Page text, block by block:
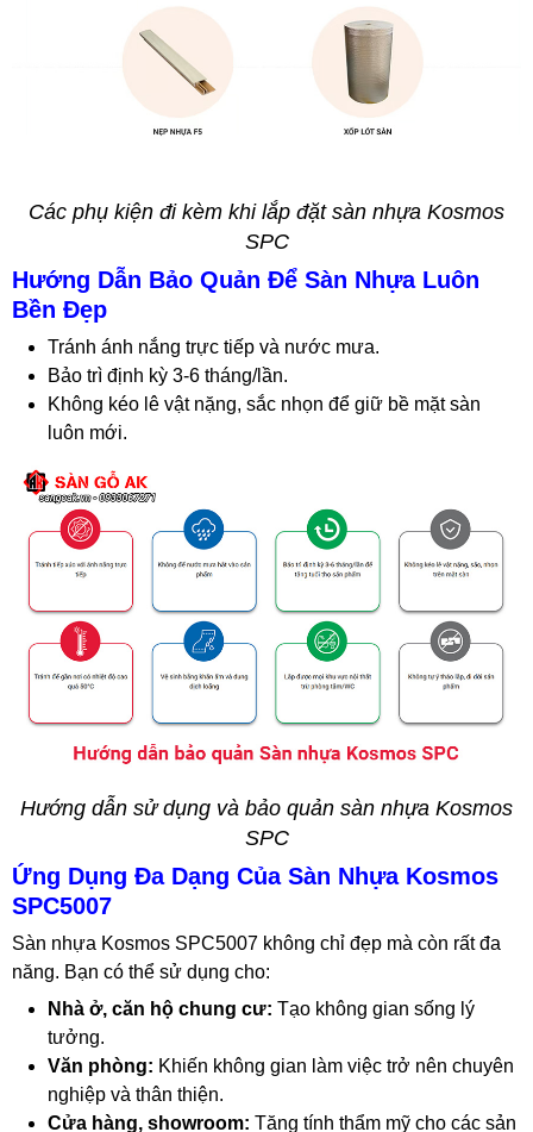
Các phụ kiện đi kèm khi lắp đặt sàn nhựa Kosmos
SPC
Hướng Dẫn Bảo Quản Để Sàn Nhựa Luôn
Bền Đẹp
Tránh ánh nắng trực tiếp và nước mưa.
Bảo trì định kỳ 3-6 tháng/lần.
Không kéo lê vật nặng, sắc nhọn để giữ bề mặt sàn
luôn mới.
Hướng dẫn sử dụng và bảo quản sàn nhựa Kosmos
SPC
Ứng Dụng Đa Dạng Của Sàn Nhựa Kosmos
SPC5007
Sàn nhựa Kosmos SPC5007 không chỉ đẹp mà còn rất đa
năng. Bạn có thể sử dụng cho:
Nhà ở, căn hộ chung cư: Tạo không gian sống lý
tưởng.
Văn phòng: Khiến không gian làm việc trở nên chuyên
nghiệp và thân thiện.
Cửa hàng, showroom: Tăng tính thẩm mỹ cho các sản